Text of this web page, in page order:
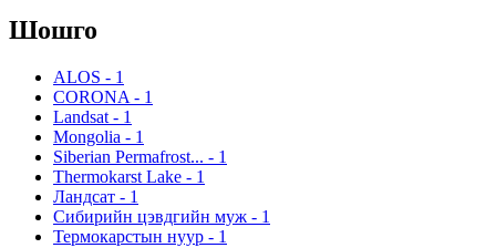
Шошго
ALOS - 1
CORONA - 1
Landsat - 1
Mongolia - 1
Siberian Permafrost... - 1
Thermokarst Lake - 1
Ландсат - 1
Сибирийн цэвдгийн муж - 1
Термокарстын нуур - 1